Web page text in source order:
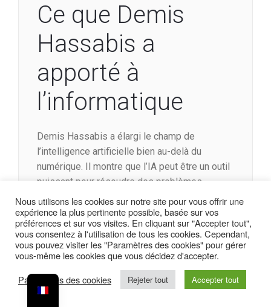
Ce que Demis
Hassabis a
apporté à
l’informatique
Demis Hassabis a élargi le champ de
l’intelligence artificielle bien au-delà du
numérique. Il montre que l’IA peut être un outil
puissant pour résoudre des problèmes
complexes, dans des domaines aussi variés
que la santé, la recherche ou l’environnement.
Il a une approche qui démontre que la
technologie, lorsqu’elle est bien orientée, peut
monde réel.
Nous utilisons les cookies sur notre site pour vous offrir une
expérience la plus pertinente possible, basée sur vos
préférences et sur vos visites. En cliquant sur "Accepter tout",
vous consentez à l'utilisation de tous les cookies. Cependant,
vous pouvez visiter les "Paramètres des cookies" pour gérer
vous-même les cookies que vous décidez d'accepter.
Paramètres des cookies
Rejeter tout Accepter tout